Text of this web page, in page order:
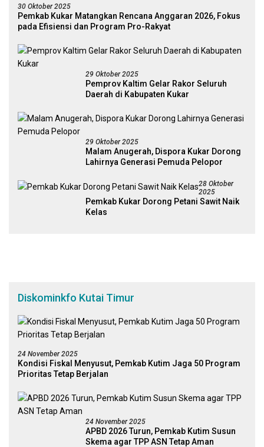
30 Oktober 2025
Pemkab Kukar Matangkan Rencana Anggaran 2026, Fokus
pada Efisiensi dan Program Pro-Rakyat
29 Oktober 2025
Pemprov Kaltim Gelar Rakor Seluruh
Daerah di Kabupaten Kukar
29 Oktober 2025
Malam Anugerah, Dispora Kukar Dorong
Lahirnya Generasi Pemuda Pelopor
28 Oktober
2025
Pemkab Kukar Dorong Petani Sawit Naik
Kelas
Diskominkfo Kutai Timur
24 November 2025
Kondisi Fiskal Menyusut, Pemkab Kutim Jaga 50 Program
Prioritas Tetap Berjalan
24 November 2025
APBD 2026 Turun, Pemkab Kutim Susun
Skema agar TPP ASN Tetap Aman